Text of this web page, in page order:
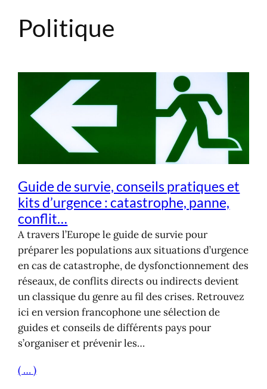
AllerPolitique
Guide de survie, conseils pratiques et
kits d’urgence : catastrophe, panne,
conflit…
A travers l’Europe le guide de survie pour
préparer les populations aux situations d’urgence
en cas de catastrophe, de dysfonctionnement des
réseaux, de conflits directs ou indirects devient
un classique du genre au fil des crises. Retrouvez
ici en version francophone une sélection de
guides et conseils de différents pays pour
s’organiser et prévenir les…
( … )